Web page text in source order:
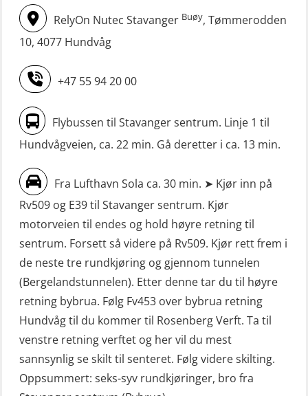
m/E-læring (OSEBLE006)
Livbåtfører fritt fall FF48 repetisjon
Livbåtfører grunnkurs m/E-læring
FF1200 (OSE1424)
Livbåtfører grunnkurs m/E-læring
FF1200 simulator (OSEBLE007)
Livbåtfører grunnkurs m/E-læring
FF48 og FF1000D (OSEBLE004)
Livbåtfører grunnkurs m/E-læring
Konvensjonell livbåt (OSEBLE005)
Livbåtfører konvensjonell livbåt –
grunnleggende (OSE135)
Livbåtfører konvensjonell repetisjon
(OSE1361)
Livbåtfører konvertering til FF48 inkl.
repetisjon (OSE106)
STCW oppgradering for
maskinoffiserer uten fartstid 66 t
(MBS125)
Sikkerhetskurs for ansatte på
oppdrettsanlegg (LBS100)
Sjøfolk med særskilte sikringsplikter
(MBS1191)
Ulykkesgransking – Webinar (LSP103)
VHF / SRC 2 dager (ORC104)
Videregående sikkerhetsopplæring
for skipsoffiserer (MBS100)
RelyOn Nutec Stavanger Buøy, Tømmerodden
10, 4077 Hundvåg
+47 55 94 20 00
Flybussen til Stavanger sentrum. Linje 1 til
Hundvågveien, ca. 22 min. Gå deretter i ca. 13 min.
Fra Lufthavn Sola ca. 30 min. ➤ Kjør inn på
Rv509 og E39 til Stavanger sentrum. Kjør
motorveien til endes og hold høyre retning til
sentrum. Forsett så videre på Rv509. Kjør rett frem i
de neste tre rundkjøring og gjennom tunnelen
(Bergelandstunnelen). Etter denne tar du til høyre
retning bybrua. Følg Fv453 over bybrua retning
Hundvåg til du kommer til Rosenberg Verft. Ta til
venstre retning verftet og her vil du mest
sannsynlig se skilt til senteret. Følg videre skilting.
Oppsummert: seks-syv rundkjøringer, bro fra